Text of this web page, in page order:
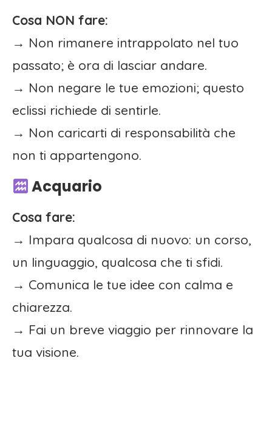
Cosa NON fare:
→ Non rimanere intrappolato nel tuo
passato; è ora di lasciar andare.
→ Non negare le tue emozioni; questo
eclissi richiede di sentirle.
→ Non caricarti di responsabilità che
non ti appartengono.
Acquario
Cosa fare:
→ Impara qualcosa di nuovo: un corso,
un linguaggio, qualcosa che ti sfidi.
→ Comunica le tue idee con calma e
chiarezza.
→ Fai un breve viaggio per rinnovare la
tua visione.